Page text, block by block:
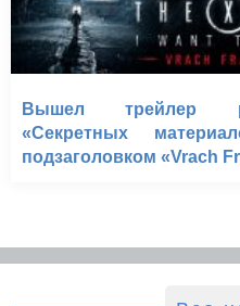
Вышел трейлер
«Секретных
подзаголовком «Vrach